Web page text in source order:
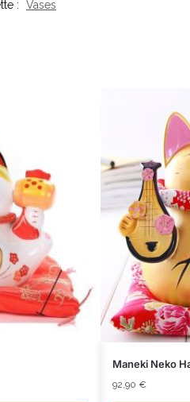
:
Vases
Maneki Neko
92,90 €